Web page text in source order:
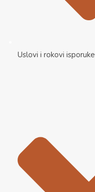
Uslovi i rokovi isporuke